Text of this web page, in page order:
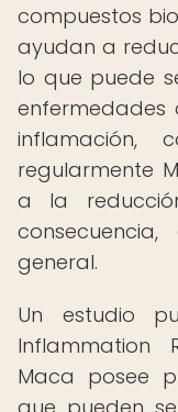
compuestos
ayudan a
lo que puede
enfermedades
inflamación,
regularmente
a la
general.
Un estudio
Inflammation
Maca posee